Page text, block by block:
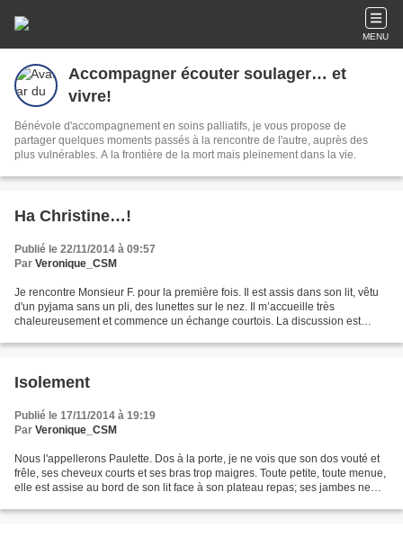
MENU
Accompagner écouter soulager… et
vivre!
Bénévole d'accompagnement en soins palliatifs, je vous propose de
partager quelques moments passés à la rencontre de l'autre, auprès des
plus vulnérables. A la frontière de la mort mais pleinement dans la vie.
Ha Christine…!
Publié le 22/11/2014 à 09:57
Par Veronique_CSM
Je rencontre Monsieur F. pour la première fois. Il est assis dans son lit, vêtu
d'un pyjama sans un pli, des lunettes sur le nez. Il m’accueille très
chaleureusement et commence un échange courtois. La discussion est
Isolement
Publié le 17/11/2014 à 19:19
Par Veronique_CSM
Nous l'appellerons Paulette. Dos à la porte, je ne vois que son dos vouté et
frêle, ses cheveux courts et ses bras trop maigres. Toute petite, toute menue,
elle est assise au bord de son lit face à son plateau repas; ses jambes ne